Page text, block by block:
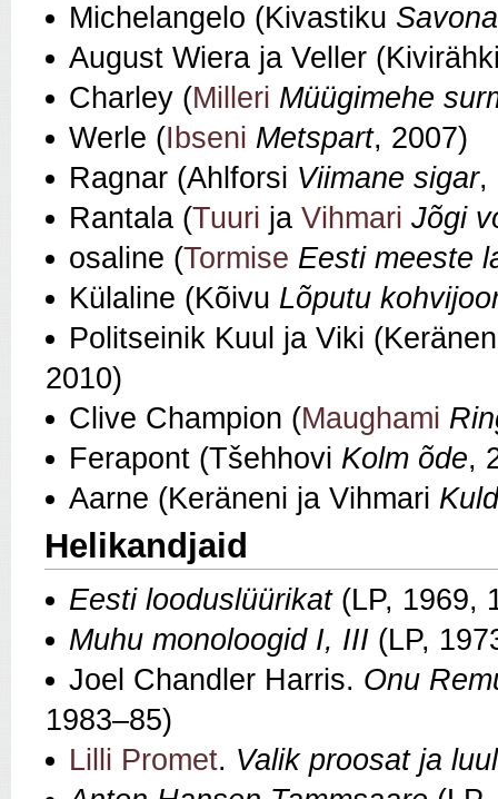
Michelangelo (Kivastiku
August Wiera ja Veller
Charley (Milleri Müügimehe
Werle (Ibseni Metspart, 2007)
Ragnar (Ahlforsi Viimane sigar,
Rantala (Tuuri ja Vihmari Jõgi
osaline (Tormise Eesti meeste
Külaline (Kõivu Lõputu
Politseinik Kuul ja Viki
2010)
Clive Champion (Maughami
Ferapont (Tšehhovi Kolm õde,
Aarne (Keräneni ja Vihmari
Helikandjaid
Eesti looduslüürikat (LP, 1969,
Muhu monoloogid I, III (LP,
Joel Chandler Harris. Onu
1983–85)
Lilli Promet. Valik proosat ja